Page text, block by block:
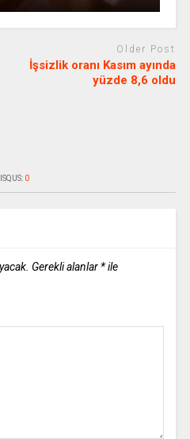
Older Post
İşsizlik oranı Kasım ayında
yüzde 8,6 oldu
0
Gerekli alanlar *ile